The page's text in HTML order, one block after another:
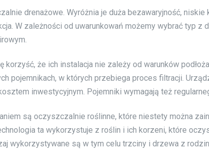
drenażowe. Wyróżnia je duża bezawaryjność, niskie
W zależności od uwarunkowań możemy wybrać typ z
że ich instalacja nie zależy od warunków
pojemnikach, w których przebiega proces filtracji.
inwestycyjnym. Pojemniki wymagają też
są oczyszczalnie roślinne, które niestety można
ta wykorzystuje z roślin i ich korzeni, które
wykorzystywane są w tym celu trzciny i drzewa z